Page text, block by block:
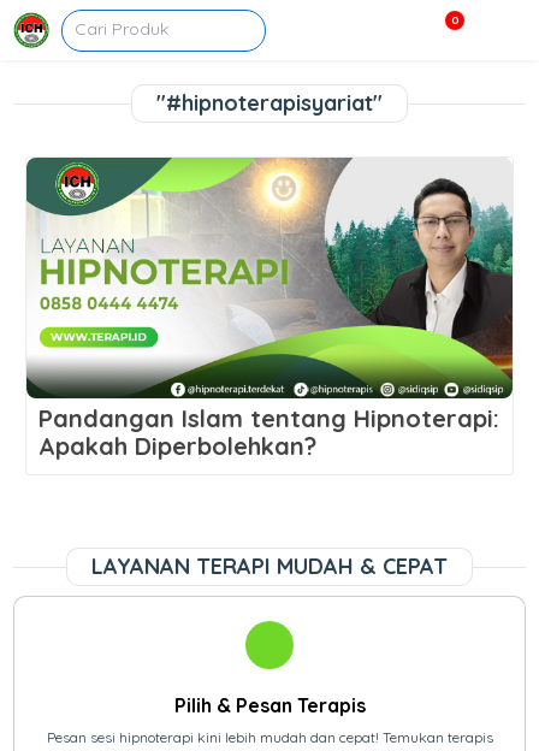
0
"#hipnoterapisyariat"
Pandangan Islam tentang Hipnoterapi:
Apakah Diperbolehkan?
LAYANAN TERAPI MUDAH & CEPAT
Pilih & Pesan Terapis
Pesan sesi hipnoterapi kini lebih mudah dan cepat! Temukan terapis